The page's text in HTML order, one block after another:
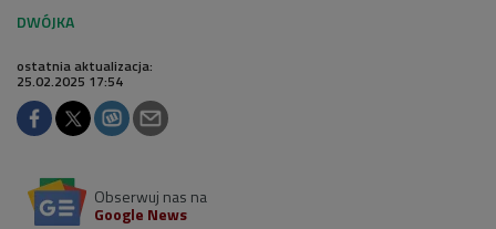
ostatnia aktualizacja:
25.02.2025 17:54
Obserwuj nas na
Google News